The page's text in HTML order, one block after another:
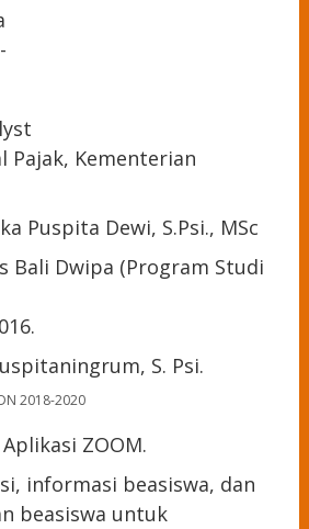
Pajak, Kementerian
Puspita Dewi, S.Psi., MSc
Bali Dwipa (Program Studi
S. Psi.
2018-2020
ZOOM.
informasi beasiswa, dan
beasiswa untuk